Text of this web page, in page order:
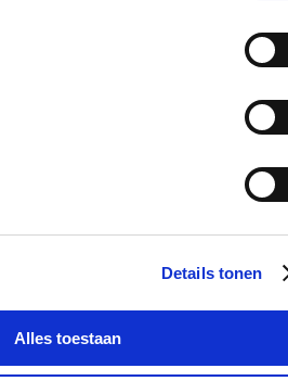
Details tonen
Alles toestaan
te raadplegen
euro uitgegeven voor
mijlenver weg van
N12